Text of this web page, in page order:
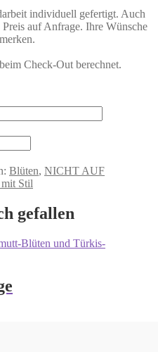
individuell gefertigt. Auch
auf Anfrage. Ihre Wünsche
Check-Out berechnet.
Blüten, NICHT AUF
Stil
gefallen